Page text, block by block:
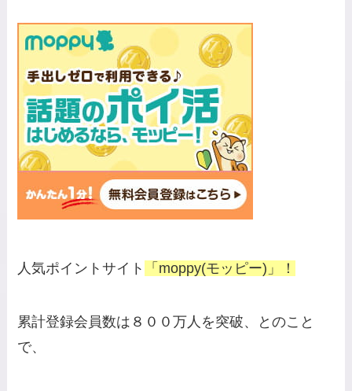
人気ポイントサイト 「moppy(モッピー)」！
累計登録会員数は８００万人を突破、とのこと
で、